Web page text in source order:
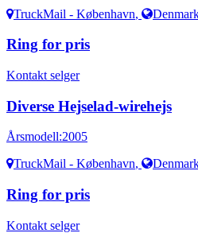
TruckMail - København,
Ring for pris
Kontakt selger
Diverse Hejselad-wirehejs
Årsmodell:2005
TruckMail - København,
Ring for pris
Kontakt selger